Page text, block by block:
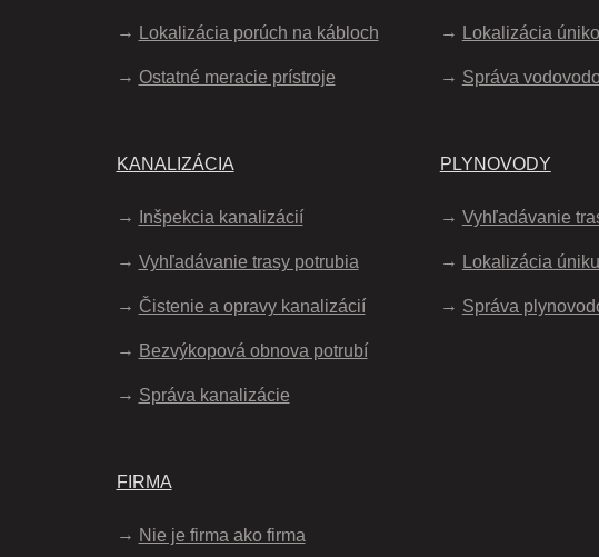
Lokalizácia porúch na kábloch
Ostatné meracie prístroje
KANALIZÁCIA
Inšpekcia kanalizácií
Vyhľadávanie trasy potrubia
Čistenie a opravy kanalizácií
Bezvýkopová obnova potrubí
Správa kanalizácie
FIRMA
Nie je firma ako firma
Lokalizácia
Správa
PLYNOVODY
Vyhľadávanie
Lokalizácia
Správa